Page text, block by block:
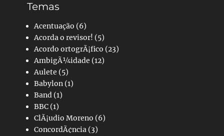
Temas
Acentuação (6)
Acorda o revisor! (5)
Acordo ortogrÃ¡fico (23)
AmbigÃ¼idade (12)
Aulete (5)
Babylon (1)
Band (1)
BBC (1)
ClÃ¡udio Moreno (6)
ConcordÃ¢ncia (3)